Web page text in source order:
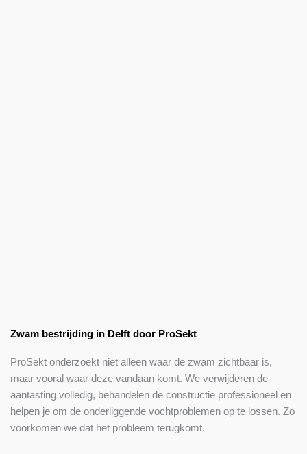
Zwam bestrijding in Delft door ProSekt
ProSekt onderzoekt niet alleen waar de zwam zichtbaar is,
maar vooral waar deze vandaan komt. We verwijderen de
aantasting volledig, behandelen de constructie professioneel en
helpen je om de onderliggende vochtproblemen op te lossen. Zo
voorkomen we dat het probleem terugkomt.